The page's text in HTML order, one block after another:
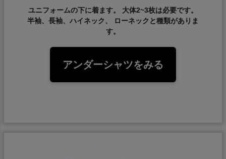
ユニフォームの下に着ます。 大体2~3枚は必要です。
半袖、長袖、ハイネック、 ローネックと種類がありま
す。
アンダーシャツをみる